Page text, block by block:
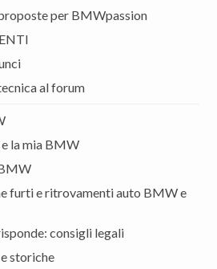
per BMWpassion
al forum
la mia BMW
furti e ritrovamenti auto BMW e
consigli legali
storiche